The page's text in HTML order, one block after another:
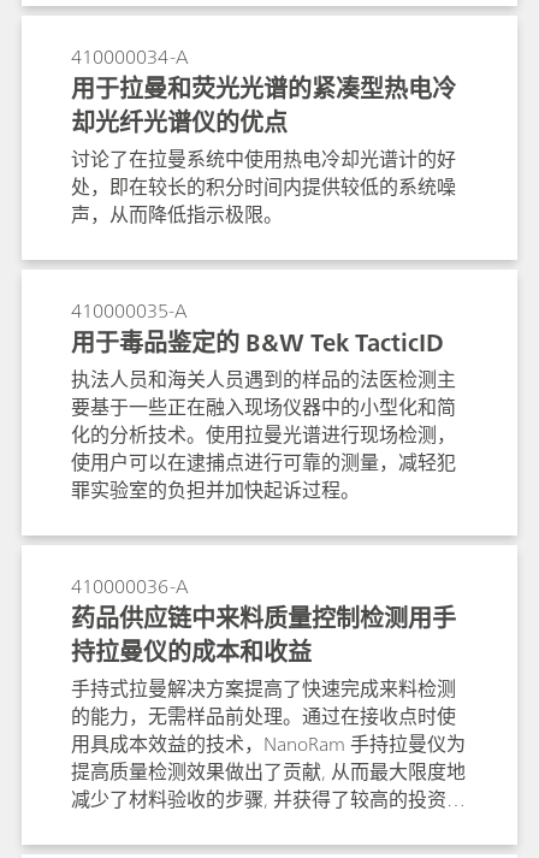
410000034-A
用于拉曼和荧光光谱的紧凑型热电冷
却光纤光谱仪的优点
讨论了在拉曼系统中使用热电冷却光谱计的好
处，即在较长的积分时间内提供较低的系统噪
声，从而降低指示极限。
410000035-A
用于毒品鉴定的 B&W Tek TacticID
执法人员和海关人员遇到的样品的法医检测主
要基于一些正在融入现场仪器中的小型化和简
化的分析技术。使用拉曼光谱进行现场检测，
使用户可以在逮捕点进行可靠的测量，减轻犯
罪实验室的负担并加快起诉过程。
410000036-A
药品供应链中来料质量控制检测用手
持拉曼仪的成本和收益
手持式拉曼解决方案提高了快速完成来料检测
的能力，无需样品前处理。通过在接收点时使
用具成本效益的技术，NanoRam 手持拉曼仪为
提高质量检测效果做出了贡献, 从而最大限度地
减少了材料验收的步骤, 并获得了较高的投资回